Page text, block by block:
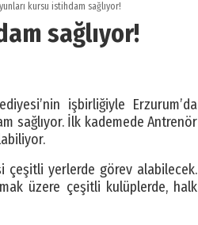
kursu istihdam sağlıyor!
sağlıyor!
işbirliğiyle Erzurum’da
sağlıyor. İlk kademede Antrenör
çeşitli yerlerde görev alabilecek.
üzere çeşitli kulüplerde, halk